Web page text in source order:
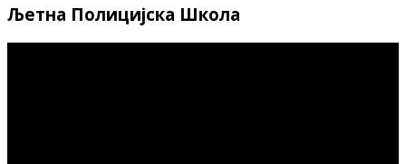
Љетна Полицијска Школа